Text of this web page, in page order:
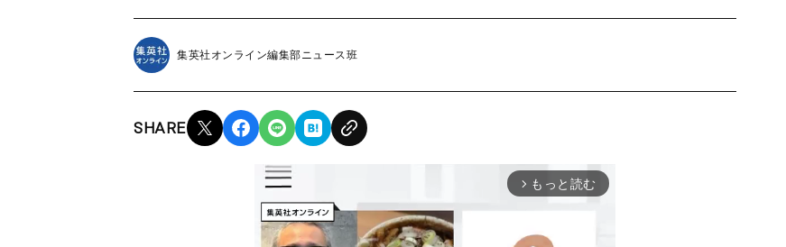
集英社オンライン編集部ニュース班
SHARE
arrow_forward_ios もっと読む